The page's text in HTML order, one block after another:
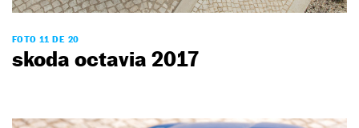
FOTO 11 DE 20
skoda octavia 2017